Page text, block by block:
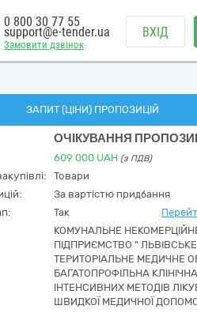
Замовити дзвінок
0 800 30 77 55
support@e-tender.ua ВХІД
ЗАПИТ (ЦІНИ) ПРОПОЗИЦІЙ
ОЧІКУВАННЯ
609 000 UAH (з ПДВ)
Товари
За вартістю придбання
Так
КОМУНАЛЬНЕ
ПІДПРИЄМСТВО " ЛЬВІВСЬКЕ
ТЕРИТОРІАЛЬНЕ МЕДИЧНЕ
БАГАТОПРОФІЛЬНА
ІНТЕНСИВНИХ МЕТОДІВ
ШВИДКОЇ МЕДИЧНОЇ